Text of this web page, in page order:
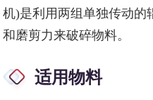
机)是利用两组单独传动的
和磨剪力来破碎物料。
适用物料